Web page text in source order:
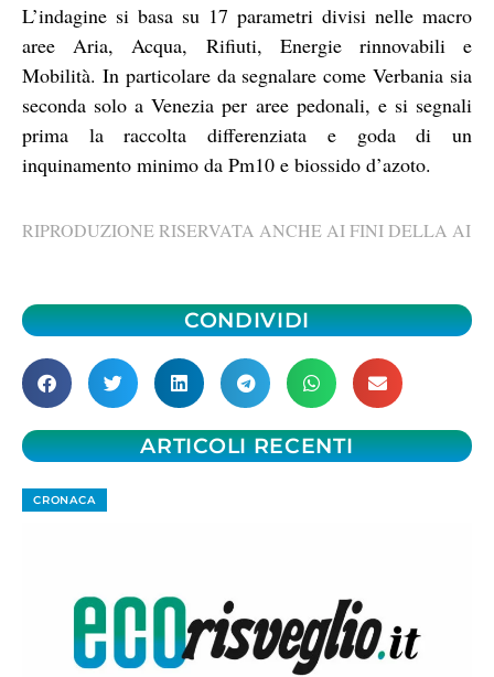
L’indagine si basa su 17 parametri divisi nelle macro
aree Aria, Acqua, Rifiuti, Energie rinnovabili e
Mobilità. In particolare da segnalare come Verbania sia
seconda solo a Venezia per aree pedonali, e si segnali
prima la raccolta differenziata e goda di un
inquinamento minimo da Pm10 e biossido d’azoto.
RIPRODUZIONE RISERVATA ANCHE AI FINI DELLA AI
CONDIVIDI
ARTICOLI RECENTI
CRONACA